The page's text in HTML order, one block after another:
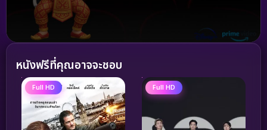
หนังฟรีที่คุณอาจจะชอบ
Full HD Full HD